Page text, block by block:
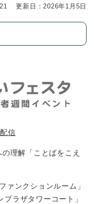
更新日：2026年1月5日
信
理解「ことばをこえ
ァンクションルーム」
プラザタワーコート」